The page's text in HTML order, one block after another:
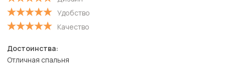
Удобство
Качество
Достоинства:
Отличная спальня